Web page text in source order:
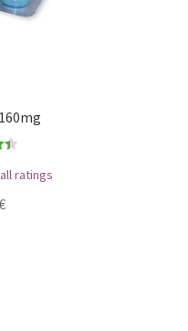
ratings